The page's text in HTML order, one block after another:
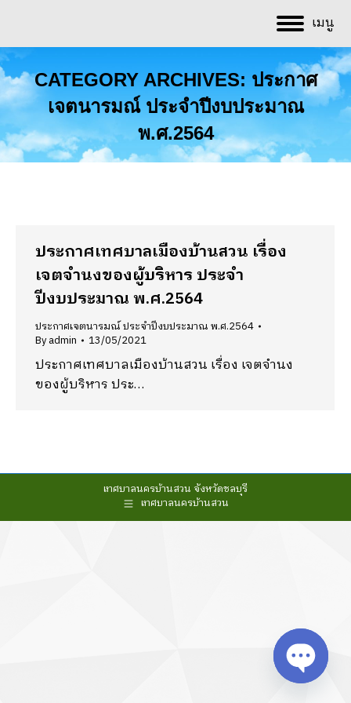
เมนู
CATEGORY ARCHIVES: ประกาศ
เจตนารมณ์ ประจำปีงบประมาณ
พ.ศ.2564
You are here:
ประกาศเทศบาลเมืองบ้านสวน เรื่อง
เจตจำนงของผู้บริหาร ประจำ
ปีงบประมาณ พ.ศ.2564
ประกาศเจตนารมณ์ ประจำปีงบประมาณ พ.ศ.2564
Byadmin 13/05/2021
ประกาศเทศบาลเมืองบ้านสวน เรื่อง เจตจำนง
ของผู้บริหาร ประ…
เทศบาลนครบ้านสวน จังหวัดชลบุรี
เทศบาลนครบ้านสวน